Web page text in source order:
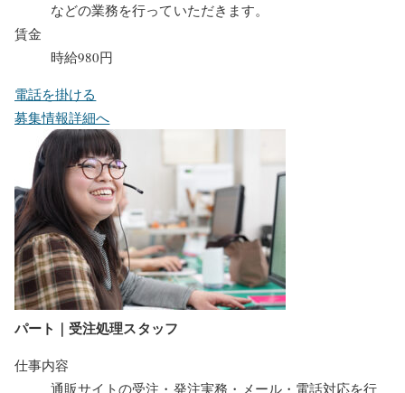
などの業務を行っていただきます。
賃金
時給980円
電話を掛ける
募集情報詳細へ
パート｜受注処理スタッフ
仕事内容
通販サイトの受注・発注実務・メール・電話対応を行